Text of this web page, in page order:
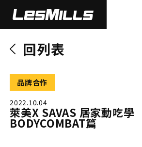
回列表
品牌合作
2022.10.04
萊美X SAVAS 居家動吃學
BODYCOMBAT篇